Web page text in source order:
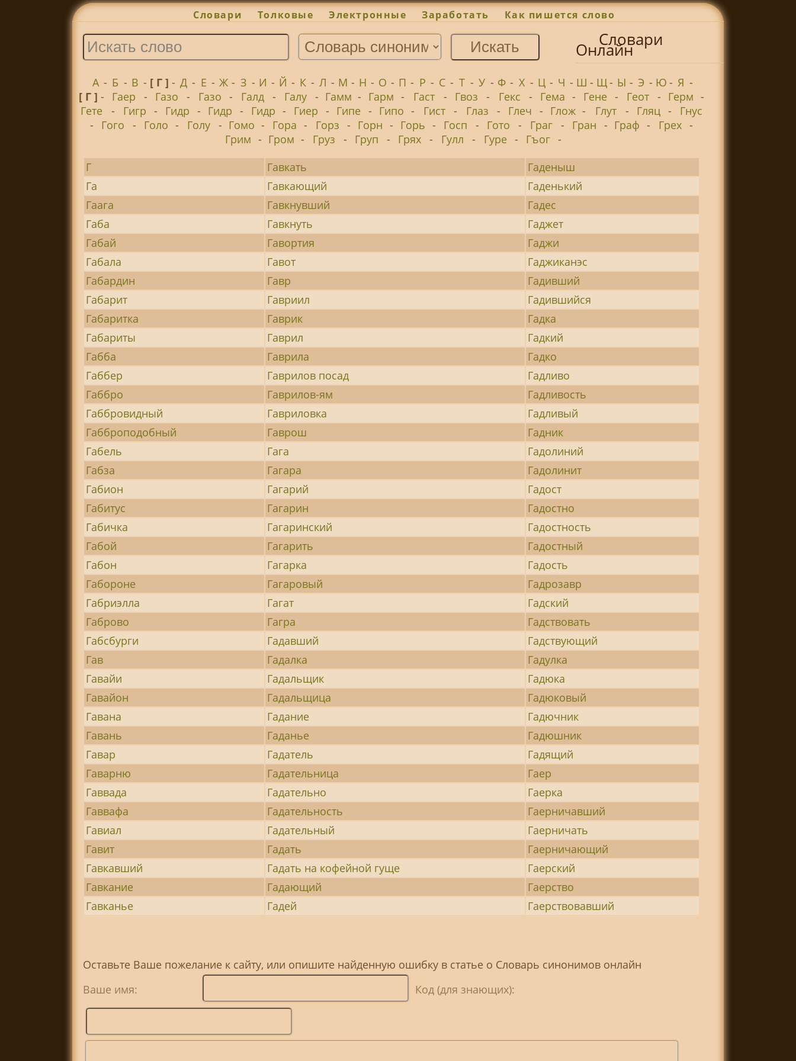
Словари Толковые Электронные Заработать Как пишется слово
Словари
Онлайн
А - Б - В - [ Г ]- Д - Е - Ж - З - И - Й - К - Л - М - Н - О - П - Р - С - Т - У - Ф - Х - Ц - Ч - Ш - Щ- Ы - Э - Ю - Я -
[ Г ]- Гаер - Газо - Газо - Галд - Галу - Гамм - Гарм - Гаст - Гвоз - Гекс - Гема - Гене - Геот - Герм -
Гете
- Гигр - Гидр - Гидр - Гидр - Гиер - Гипе - Гипо - Гист - Глаз - Глеч - Глож - Глут - Гляц -
Гнус
-
Гого - Голо - Голу - Гомо - Гора - Горз - Горн - Горь - Госп - Гото - Граг - Гран - Граф - Грех -
Грим - Гром - Груз - Груп - Грях - Гулл - Гуре - Гъог -
Г
Гавкать
Гаденыш
Га
Гавкающий
Гаденький
Гаага
Гавкнувший
Гадес
Габа
Гавкнуть
Гаджет
Габай
Гавортия
Гаджи
Габала
Гавот
Гаджиканэс
Габардин
Гавр
Гадивший
Габарит
Гавриил
Гадившийся
Габаритка
Гаврик
Гадка
Габариты
Гаврил
Гадкий
Габба
Гаврила
Гадко
Габбер
Гаврилов посад
Гадливо
Габбро
Гаврилов-ям
Гадливость
Габбровидный
Гавриловка
Гадливый
Габброподобный
Гаврош
Гадник
Габель
Гага
Гадолиний
Габза
Гагара
Гадолинит
Габион
Гагарий
Гадост
Габитус
Гагарин
Гадостно
Габичка
Гагаринский
Гадостность
Габой
Гагарить
Гадостный
Габон
Гагарка
Гадость
Габороне
Гагаровый
Гадрозавр
Габриэлла
Гагат
Гадский
Габрово
Гагра
Гадствовать
Габсбурги
Гадавший
Гадствующий
Гав
Гадалка
Гадулка
Гавайи
Гадальщик
Гадюка
Гавайон
Гадальщица
Гадюковый
Гавана
Гадание
Гадючник
Гавань
Гаданье
Гадюшник
Гавар
Гадатель
Гадящий
Гаварню
Гадательница
Гаер
Гаввада
Гадательно
Гаерка
Гаввафа
Гадательность
Гаерничавший
Гавиал
Гадательный
Гаерничать
Гавит
Гадать
Гаерничающий
Гавкавший
Гадать на кофейной гуще
Гаерский
Гавкание
Гадающий
Гаерство
Гавканье
Гадей Гаерствовавший
Оставьте Ваше пожелание к сайту, или опишите найденную ошибку в статье о Словарь синонимов онлайн
Ваше имя:
Код (для знающих):